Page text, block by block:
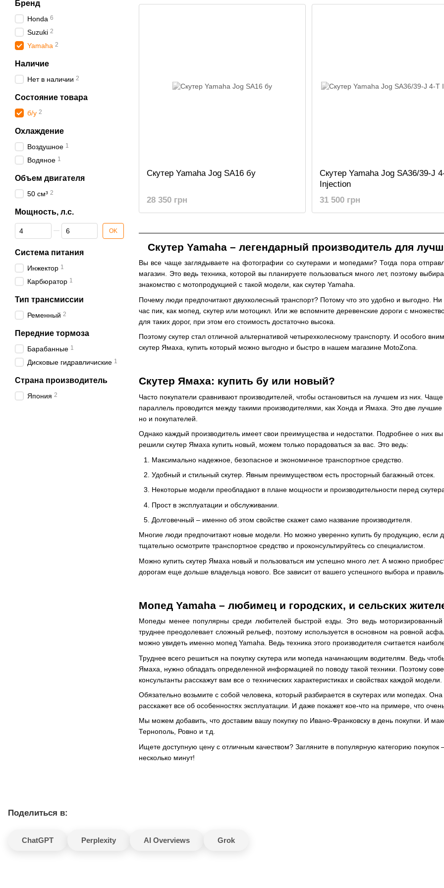
Скутер Yamaha – легендарный производитель для
Вы все чаще заглядываете на фотографии со скутерами и мопедами? Тогда пора
магазин. Это ведь техника, которой вы планируете пользоваться много лет, поэтому
знакомство с мотопродукцией с такой модели, как скутер Yamaha.
Почему люди предпочитают двухколесный транспорт? Потому что это удобно и выгодно.
час пик, как мопед, скутер или мотоцикл. Или же вспомните деревенские дороги с
для таких дорог, при этом его стоимость достаточно высока.
Поэтому скутер стал отличной альтернативой четырехколесному транспорту. И особого
скутер Ямаха, купить который можно выгодно и быстро в нашем магазине MotoZonа.
Скутер Ямаха: купить бу или новый?
Часто покупатели сравнивают производителей, чтобы остановиться на лучшем из них.
параллель проводится между такими производителями, как Хонда и Ямаха. Это две
но и покупателей.
Однако каждый производитель имеет свои преимущества и недостатки. Подробнее о них
решили скутер Ямаха купить новый, можем только порадоваться за вас. Это ведь:
Максимально надежное, безопасное и экономичное транспортное средство.
Удобный и стильный скутер. Явным преимуществом есть просторный багажный отсек.
Некоторые модели преобладают в плане мощности и производительности перед
Прост в эксплуатации и обслуживании.
Долговечный – именно об этом свойстве скажет само название производителя.
Многие люди предпочитают новые модели. Но можно уверенно купить бу продукцию, если
тщательно осмотрите транспортное средство и проконсультируйтесь со специалистом.
Можно купить скутер Ямаха новый и пользоваться им успешно много лет. А можно
дорогам еще дольше владельца нового. Все зависит от вашего успешного выбора и
Мопед Yamaha – любимец и городских, и сельских
Мопеды менее популярны среди любителей быстрой езды. Это ведь
труднее преодолевает сложный рельеф, поэтому используется в основном на ровной
можно увидеть именно мопед Yamaha. Ведь техника этого производителя считается
Труднее всего решиться на покупку скутера или мопеда начинающим водителям. Ведь
Ямаха, нужно обладать определенной информацией по поводу такой техники. Поэтому
консультанты расскажут вам все о технических характеристиках и свойствах каждой модели.
Обязательно возьмите с собой человека, который разбирается в скутерах или мопедах.
расскажет все об особенностях эксплуатации. И даже покажет кое-что на примере, что
Мы можем добавить, что доставим вашу покупку по Ивано-Франковску в день покупки. И
Тернополь, Ровно и т.д.
Ищете доступную цену с отличным качеством? Загляните в популярную категорию
несколько минут!
Скутер Yamaha Jog SA16 бу
28 350 грн
Скутер Yamaha Jog SA36/39-J
Injection
31 500 грн
Бренд
Honda 6
Suzuki 2
Yamaha 2
Наличие
Нет в наличии 2
Состояние товара
б/у 2
Охлаждение
Воздушное 1
Водяное 1
Объем двигателя
50 см³ 2
Мощность, л.с.
От Мощность, л.с.
До Мощность, л.с. OK
Система питания
Инжектор 1
Карбюратор 1
Тип трансмиссии
Ременный 2
Передние тормоза
Барабанные 1
Дисковые гидравличиские 1
Страна производитель
Япония 2
Поделиться в:
ChatGPT Perplexity AI Overviews Grok